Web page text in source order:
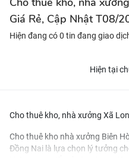
Giá Rẻ, Cập Nhật T08/
Hiện đang có 0 tin đang giao
Hiện tại
Cho thuê kho, nhà xưởng Xã
Cho thuê kho nhà xưởng Biên
Đồng Nai là lựa chọn lý tưởng